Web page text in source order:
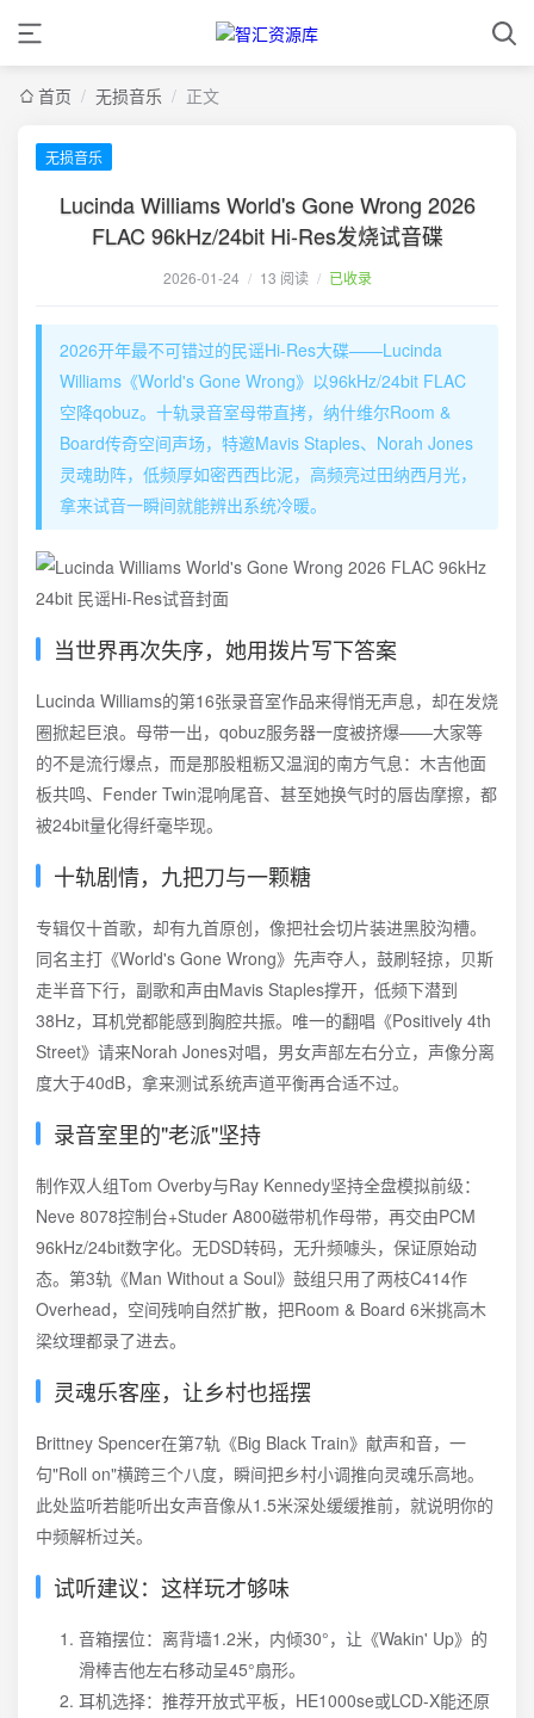
首页 / 无损音乐 / 正文
无损音乐
Lucinda Williams World's Gone Wrong 2026
FLAC 96kHz/24bit Hi-Res发烧试音碟
2026-01-24 / 13 阅读 / 已收录
2026开年最不可错过的民谣Hi-Res大碟——Lucinda
Williams《World's Gone Wrong》以96kHz/24bit FLAC
空降qobuz。十轨录音室母带直拷，纳什维尔Room &
Board传奇空间声场，特邀Mavis Staples、Norah Jones
灵魂助阵，低频厚如密西西比泥，高频亮过田纳西月光，
拿来试音一瞬间就能辨出系统冷暖。
当世界再次失序，她用拨片写下答案
Lucinda Williams的第16张录音室作品来得悄无声息，却在发烧
圈掀起巨浪。母带一出，qobuz服务器一度被挤爆——大家等
的不是流行爆点，而是那股粗粝又温润的南方气息：木吉他面
板共鸣、Fender Twin混响尾音、甚至她换气时的唇齿摩擦，都
被24bit量化得纤毫毕现。
十轨剧情，九把刀与一颗糖
专辑仅十首歌，却有九首原创，像把社会切片装进黑胶沟槽。
同名主打《World's Gone Wrong》先声夺人，鼓刷轻掠，贝斯
走半音下行，副歌和声由Mavis Staples撑开，低频下潜到
38Hz，耳机党都能感到胸腔共振。唯一的翻唱《Positively 4th
Street》请来Norah Jones对唱，男女声部左右分立，声像分离
度大于40dB，拿来测试系统声道平衡再合适不过。
录音室里的"老派"坚持
制作双人组Tom Overby与Ray Kennedy坚持全盘模拟前级：
Neve 8078控制台+Studer A800磁带机作母带，再交由PCM
96kHz/24bit数字化。无DSD转码，无升频噱头，保证原始动
态。第3轨《Man Without a Soul》鼓组只用了两枝C414作
Overhead，空间残响自然扩散，把Room & Board 6米挑高木
梁纹理都录了进去。
灵魂乐客座，让乡村也摇摆
Brittney Spencer在第7轨《Big Black Train》献声和音，一
句"Roll on"横跨三个八度，瞬间把乡村小调推向灵魂乐高地。
此处监听若能听出女声音像从1.5米深处缓缓推前，就说明你的
中频解析过关。
试听建议：这样玩才够味
音箱摆位：离背墙1.2米，内倾30°，让《Wakin' Up》的
滑棒吉他左右移动呈45°扇形。
耳机选择：推荐开放式平板，HE1000se或LCD-X能还原